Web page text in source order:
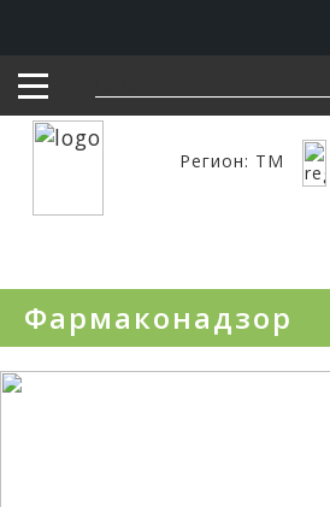
Регион: TM
Фармаконадзор